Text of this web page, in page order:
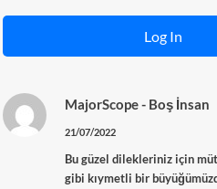
MajorScope- Boş İnsan
21/07/2022
Bu güzel dilekleriniz için
gibi kıymetli bir